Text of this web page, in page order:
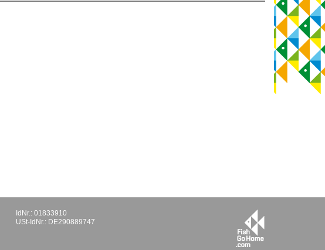
IdNr.: 01833910
USt-IdNr.: DE290889747